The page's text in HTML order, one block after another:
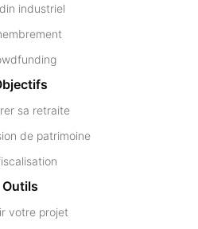
industriel
sa retraite
de patrimoine
Outils
votre projet